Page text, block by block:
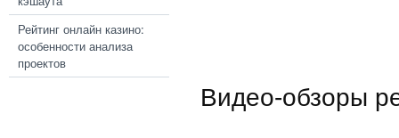
Рейтинг онлайн казино:
особенности анализа
проектов
Видео-обзоры